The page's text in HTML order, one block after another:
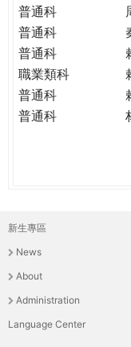
普通科
普通科
普通科
職業類科
普通科
普通科
主
選
單
新生專區
News
About
Administration
Language Center